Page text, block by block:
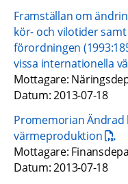
Framställan om
kör- och vilotider
förordningen
vissa internationella
Mottagare:
Datum: 2013-07-18
Promemorian Ändrad
värmeproduktionpdf,
Mottagare:
Datum: 2013-07-18